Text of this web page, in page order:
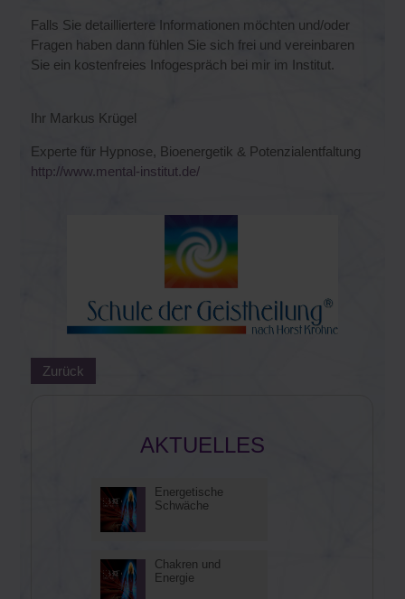
Falls Sie detailliertere Informationen möchten und/oder
Fragen haben dann fühlen Sie sich frei und vereinbaren
Sie ein kostenfreies Infogespräch bei mir im Institut.
Ihr Markus Krügel
Experte für Hypnose, Bioenergetik & Potenzialentfaltung
http://www.mental-institut.de/
Zurück
AKTUELLES
30
Aug
Energetische
Schwäche
27
Aug
Chakren und
Energie